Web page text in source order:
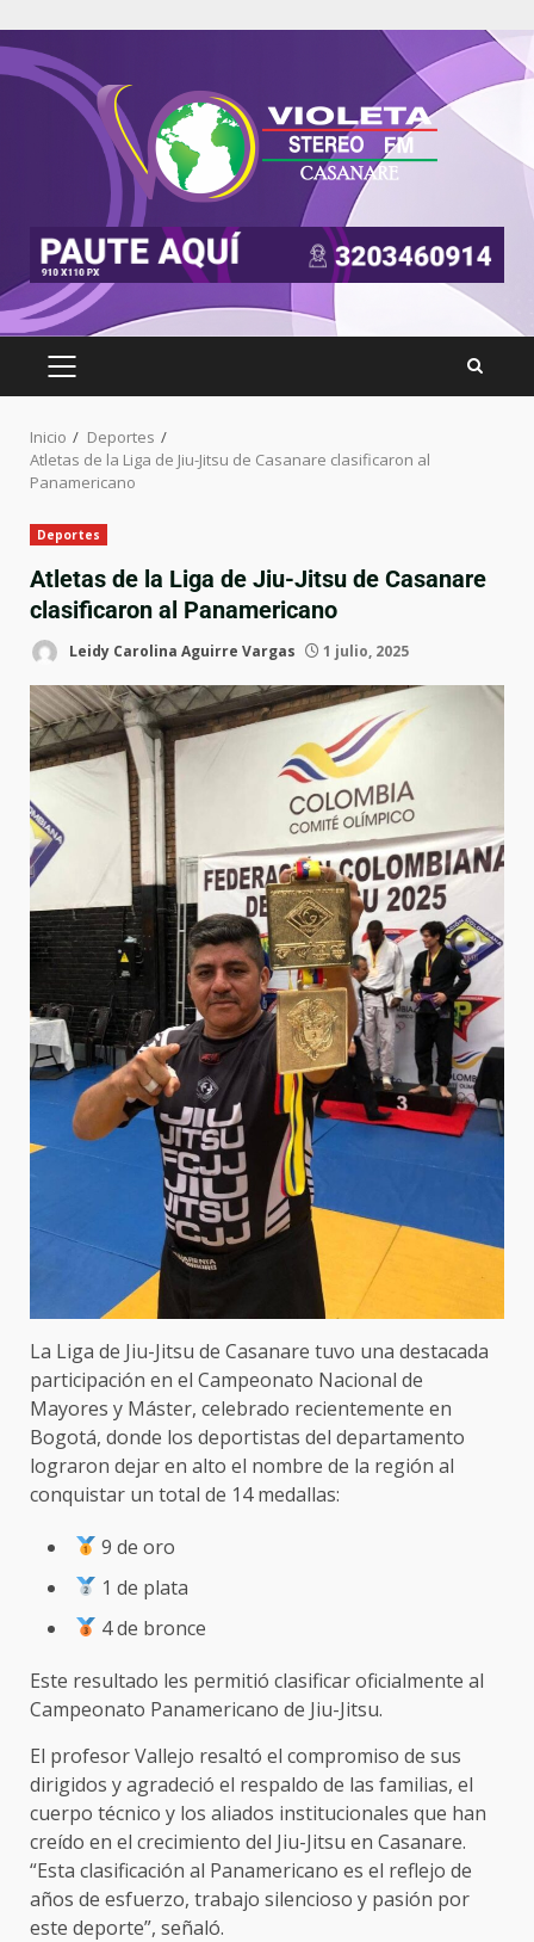
Inicio
Deportes
Atletas de la Liga de Jiu-Jitsu de Casanare clasificaron al
Panamericano
Deportes
Atletas de la Liga de Jiu-Jitsu de Casanare
clasificaron al Panamericano
Leidy Carolina Aguirre Vargas 1 julio, 2025
La Liga de Jiu-Jitsu de Casanare tuvo una destacada
participación en el Campeonato Nacional de
Mayores y Máster, celebrado recientemente en
Bogotá, donde los deportistas del departamento
lograron dejar en alto el nombre de la región al
conquistar un total de 14 medallas:
9 de oro
1 de plata
4 de bronce
Este resultado les permitió clasificar oficialmente al
Campeonato Panamericano de Jiu-Jitsu.
El profesor Vallejo resaltó el compromiso de sus
dirigidos y agradeció el respaldo de las familias, el
cuerpo técnico y los aliados institucionales que han
creído en el crecimiento del Jiu-Jitsu en Casanare.
“Esta clasificación al Panamericano es el reflejo de
años de esfuerzo, trabajo silencioso y pasión por
este deporte”, señaló.